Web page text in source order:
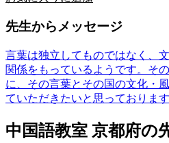
先生からメッセージ
言葉は独立してものではなく、
関係をもっているようです。そ
に、その言葉とその国の文化・
ていただきたいと思っておりま
中国語教室 京都府の